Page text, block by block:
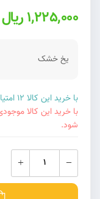
1,225,000 ریال
یخ خشک
با خرید این کالا 12 امتیاز دریافت میکنید.
شود.